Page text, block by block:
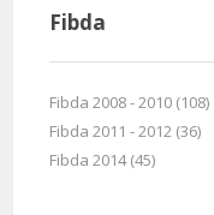
Fibda
Fibda 2008 - 2010 (108)
Fibda 2011 - 2012 (36)
Fibda 2014 (45)